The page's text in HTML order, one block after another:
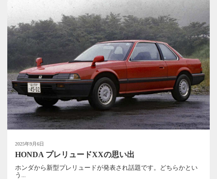
2025年9月6日
HONDA プレリュードXXの思い出
ホンダから新型プレリュードが発表され話題です。どちらかとい
う...